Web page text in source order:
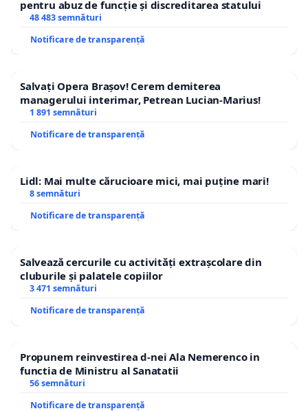
pentru abuz de funcție și discreditarea statului
48 483 semnături
Notificare de transparență
Salvați Opera Brașov! Cerem demiterea
managerului interimar, Petrean Lucian-Marius!
1 891 semnături
Notificare de transparență
Lidl: Mai multe cărucioare mici, mai puține mari!
8 semnături
Notificare de transparență
Salvează cercurile cu activități extrașcolare din
cluburile și palatele copiilor
3 471 semnături
Notificare de transparență
Propunem reinvestirea d-nei Ala Nemerenco in
functia de Ministru al Sanatatii
56 semnături
Notificare de transparență